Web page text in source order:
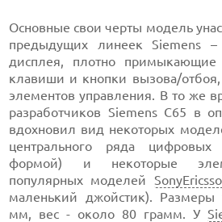
Основные свои черты модель
предыдущих линеек Siemens –
дисплея, плотно
клавиши и кнопки вызова/отбоя,
элементов управления. В то же
разработчиков Siemens С65 в
вдохновил вид некоторых
центрального ряда
формой) и некоторые
популярных моделей
маленький джойстик). Размеры
мм, вес - около 80 грамм. У